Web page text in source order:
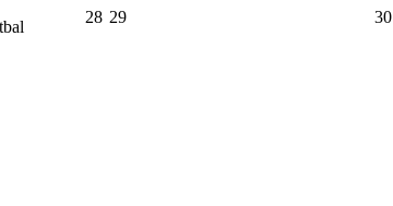
28 29 30